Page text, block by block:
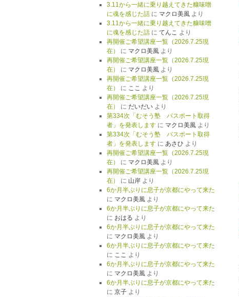
3.11から一緒に乗り越えてきた糠味噌
に魂を感じた話に マクロ美風より
3.11から一緒に乗り越えてきた糠味噌
に魂を感じた話に てんこ より
再開催ご希望講座一覧（2026.7.25現
在）
に マクロ美風より
再開催ご希望講座一覧（2026.7.25現
在）
に マクロ美風より
再開催ご希望講座一覧（2026.7.25現
在）
に ここ より
再開催ご希望講座一覧（2026.7.25現
在）
に だいだいより
第334次「むそう塾 パスポート取得
者」を発表しますに マクロ美風より
第334次「むそう塾 パスポート取得
者」を発表しますに あさひ より
再開催ご希望講座一覧（2026.7.25現
在）
に マクロ美風より
再開催ご希望講座一覧（2026.7.25現
在）
に 山岸より
6か月半ぶりに息子が京都にやって来た
に マクロ美風より
6か月半ぶりに息子が京都にやって来た
に おはる より
6か月半ぶりに息子が京都にやって来た
に マクロ美風より
6か月半ぶりに息子が京都にやって来た
に ここ より
6か月半ぶりに息子が京都にやって来た
に マクロ美風より
6か月半ぶりに息子が京都にやって来た
に 京子より